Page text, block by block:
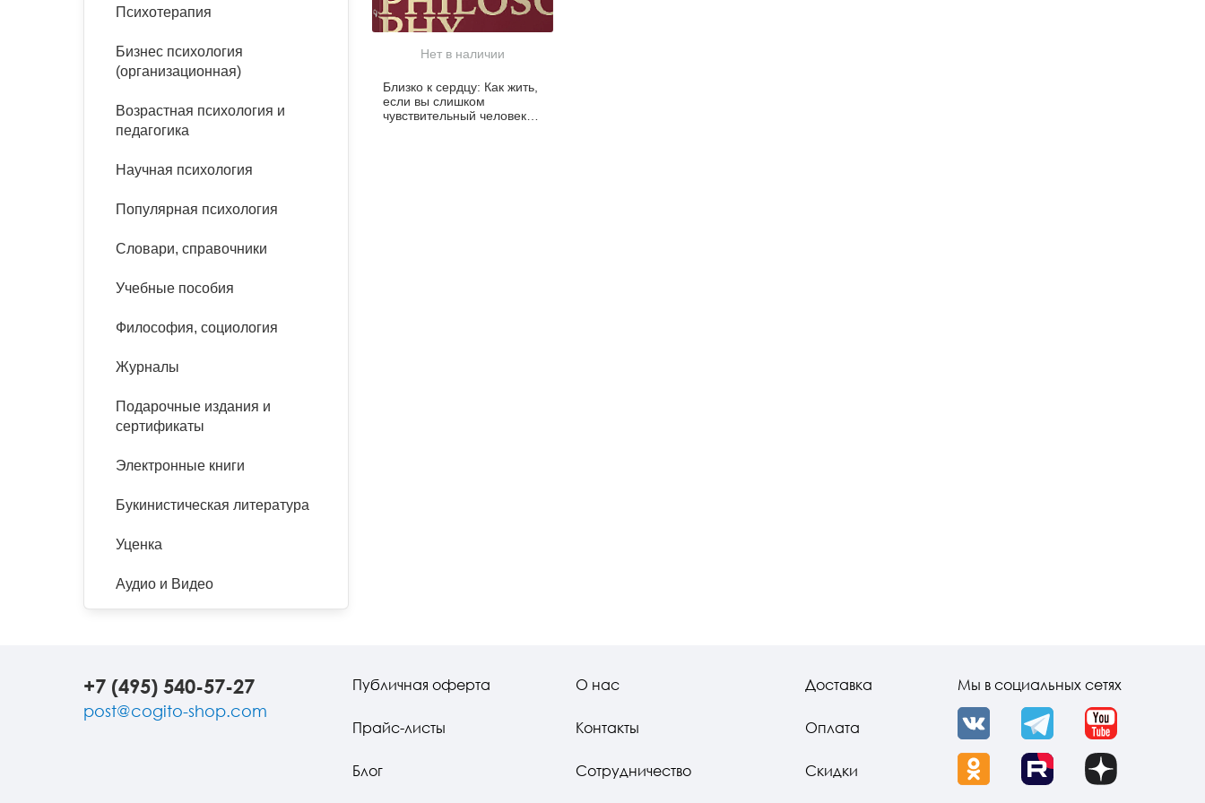
панические атаки
Психодрама
Сказкотерапия
психотерапии
Классический, эриксоновский
эргономика
Социальная психология
Психология развития
организационная психология
психоанализ
Психотерапия
Бизнес психология
(организационная)
Возрастная психология и
педагогика
Научная психология
Популярная психология
Словари, справочники
Учебные пособия
Философия, социология
Журналы
Подарочные издания и
сертификаты
Электронные книги
Букинистическая литература
Уценка
Аудио и Видео
Нет в наличии
Близко к сердцу: Как жить,
если вы слишком
чувствительный человек
+7 (495) 540-57-27
post@cogito-shop.com
Публичная оферта
Прайс-листы
Блог
О нас
Контакты
Сотрудничество
Доставка
Оплата
Скидки
Мы в социальных сетях
VK Telegram YouTube
OK Rutube Dzen